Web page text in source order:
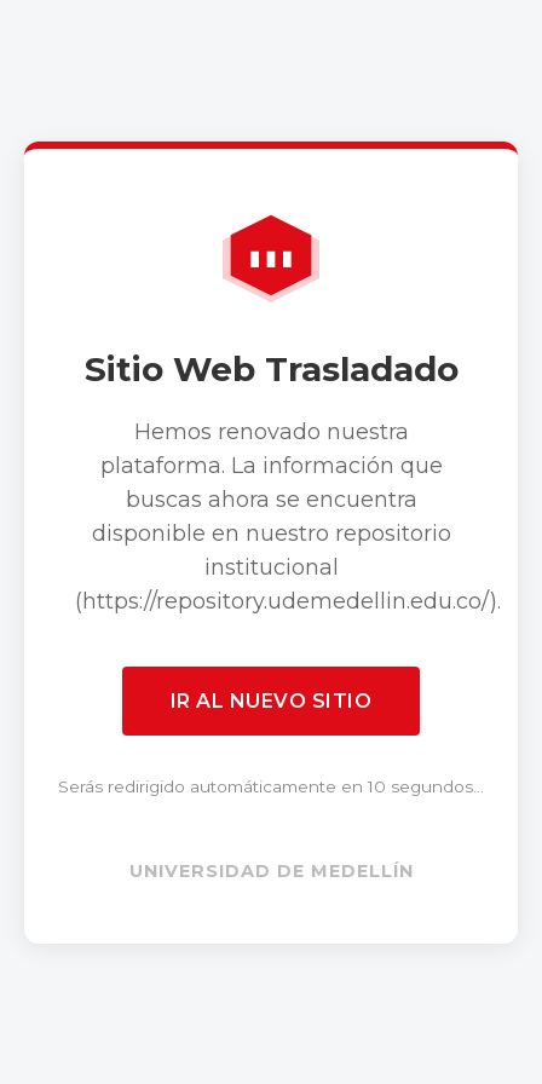
Sitio Web Trasladado
Hemos renovado nuestra
plataforma. La información que
buscas ahora se encuentra
disponible en nuestro repositorio
institucional
(https://repository.udemedellin.edu.co/).
IR AL NUEVO SITIO
Serás redirigido automáticamente en 10 segundos...
UNIVERSIDAD DE MEDELLÍN